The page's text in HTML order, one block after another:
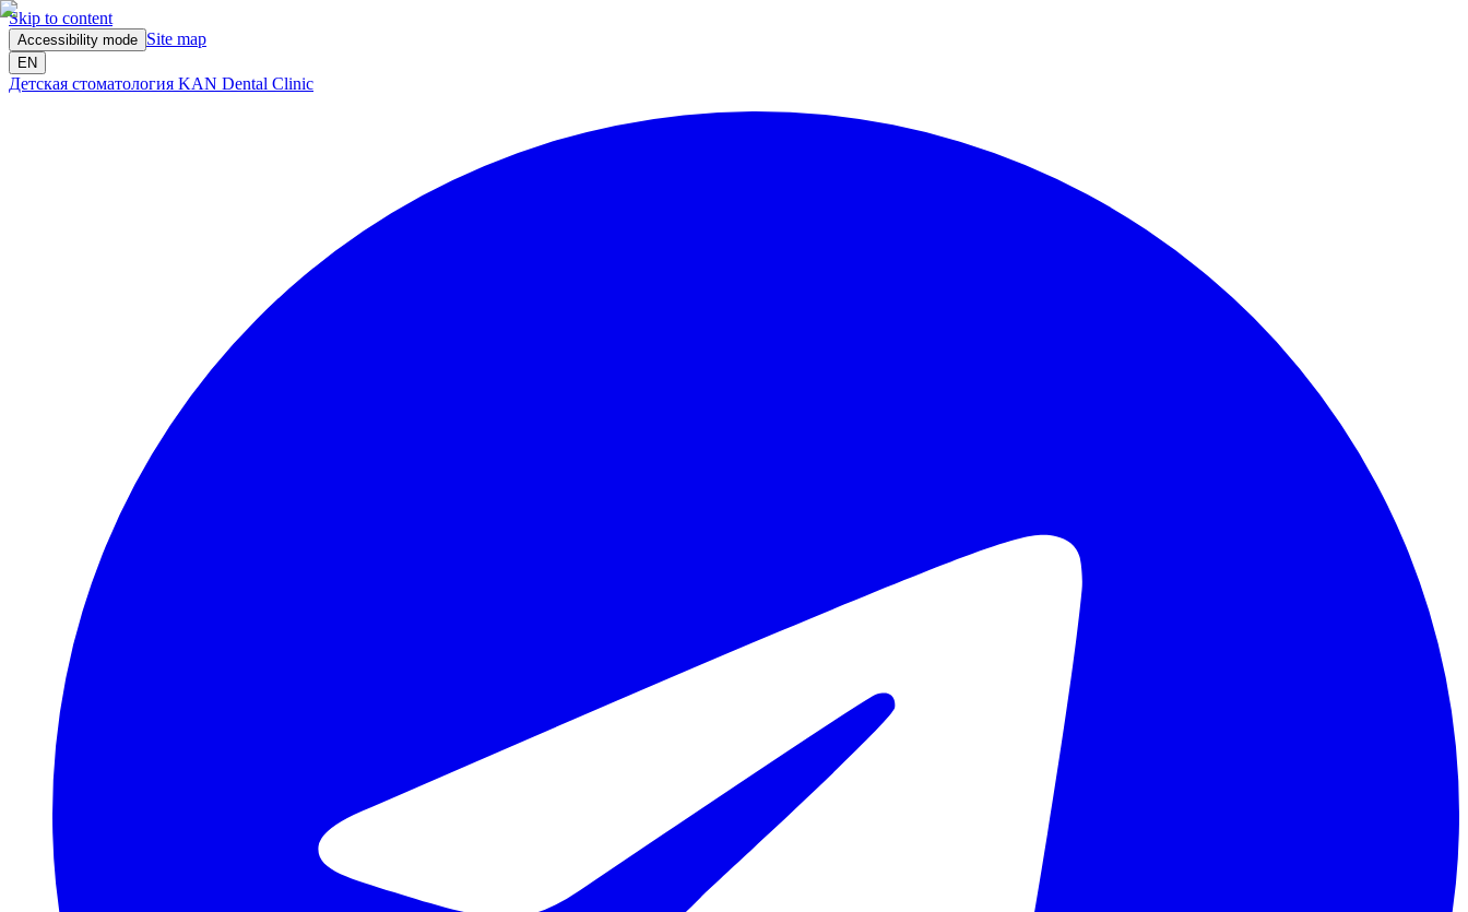
Skip to content
Accessibility mode Site map
EN
Детская стоматология KAN Dental Clinic